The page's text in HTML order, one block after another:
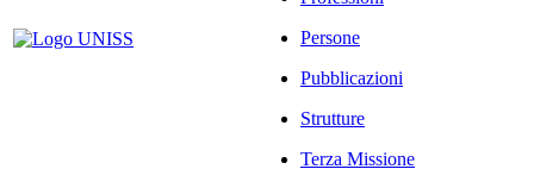
Persone
Pubblicazioni
Strutture
Terza Missione